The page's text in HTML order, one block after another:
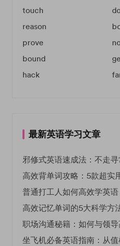
touch
reason
prove
bound
hack
最新英语学习文章
邪修式英语速成法：不走
高效背单词攻略：5款超实
高效记忆单词的5大科学方
坐飞机必备英语指南：从